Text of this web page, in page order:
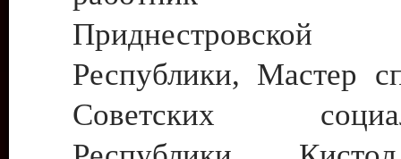
Приднестровской
Республики, Мастер
Советских